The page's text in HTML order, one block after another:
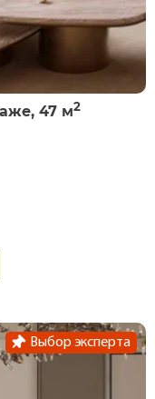
47 м2
Выбор эксперта